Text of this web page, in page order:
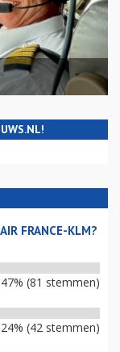
FRANCE-KLM?
47% (81 stemmen)
24% (42 stemmen)